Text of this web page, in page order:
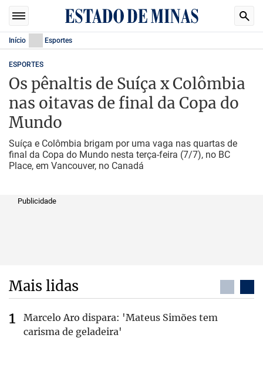
Início Esportes
ESPORTES
Os pênaltis de Suíça x Colômbia
nas oitavas de final da Copa do
Mundo
Suíça e Colômbia brigam por uma vaga nas quartas de
final da Copa do Mundo nesta terça-feira (7/7), no BC
Place, em Vancouver, no Canadá
Publicidade
Mais lidas
Marcelo Aro dispara: 'Mateus Simões tem
carisma de geladeira'